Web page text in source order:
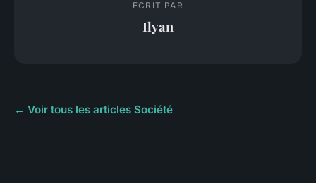
ECRIT PAR
Ilyan
← Voir tous les articles Société